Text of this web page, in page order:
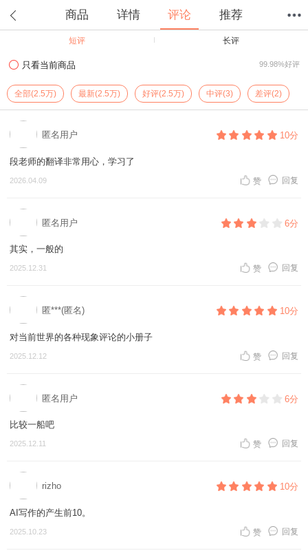
商品 详情 评论 推荐
短评 长评
只看当前商品 99.98%好评
全部(2.5万) 最新(2.5万) 好评(2.5万) 中评(3) 差评(2)
匿名用户 10分
段老师的翻译非常用心，学习了
2026.04.09 回复
赞
匿名用户 6分
其实，一般的
2025.12.31 回复
赞
匿***(匿名) 10分
对当前世界的各种现象评论的小册子
2025.12.12 回复
赞
匿名用户 6分
比较一船吧
2025.12.11 回复
赞
rizho 10分
AI写作的产生前10。
2025.10.23 回复
赞